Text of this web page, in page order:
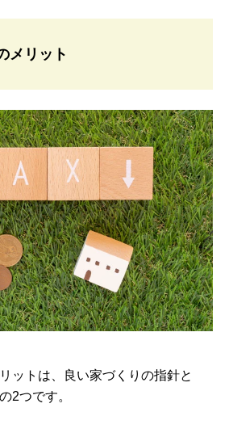
メリット
ットは、良い家づくりの指針と
2つです。